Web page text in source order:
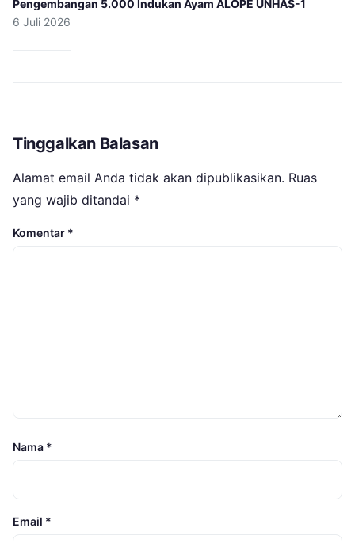
Pengembangan 5.000 Indukan Ayam ALOPE UNHAS-1
6 Juli 2026
Tinggalkan Balasan
Alamat email Anda tidak akan dipublikasikan. Ruas
yang wajib ditandai *
Komentar *
Nama *
Email *